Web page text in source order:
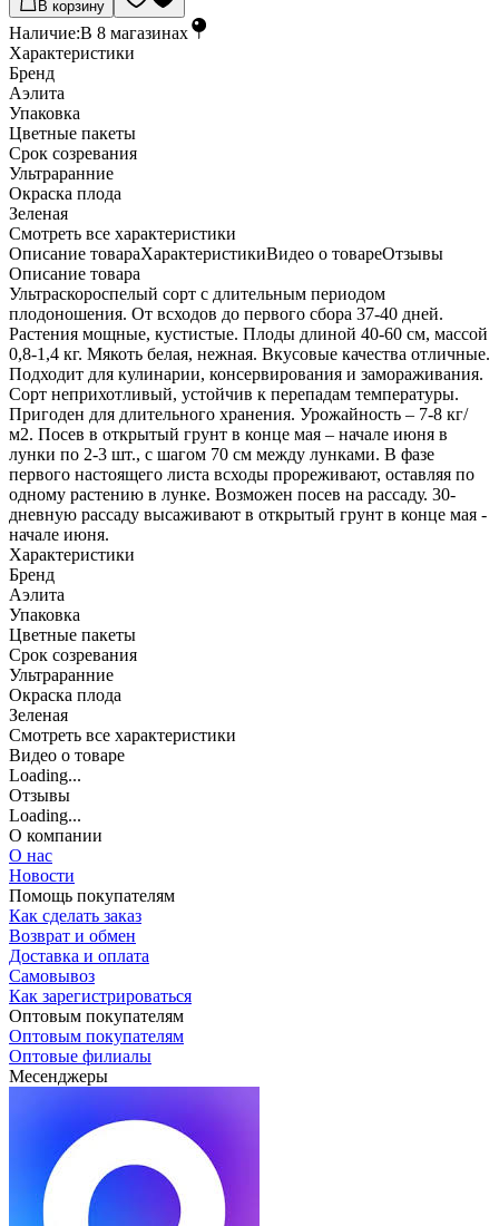
В корзину
Наличие:В 8 магазинах
Характеристики
Бренд
Аэлита
Упаковка
Цветные пакеты
Срок созревания
Ультраранние
Окраска плода
Зеленая
Cмотреть все характеристики
Описание товараХарактеристикиВидео о товареОтзывы
Описание товара
Ультраскороспелый сорт с длительным периодом
плодоношения. От всходов до первого сбора 37-40 дней.
Растения мощные, кустистые. Плоды длиной 40-60 см, массой
0,8-1,4 кг. Мякоть белая, нежная. Вкусовые качества отличные.
Подходит для кулинарии, консервирования и замораживания.
Сорт неприхотливый, устойчив к перепадам температуры.
Пригоден для длительного хранения. Урожайность – 7-8 кг/
м2. Посев в открытый грунт в конце мая – начале июня в
лунки по 2-3 шт., с шагом 70 см между лунками. В фазе
первого настоящего листа всходы прореживают, оставляя по
одному растению в лунке. Возможен посев на рассаду. 30-
дневную рассаду высаживают в открытый грунт в конце мая -
начале июня.
Характеристики
Бренд
Аэлита
Упаковка
Цветные пакеты
Срок созревания
Ультраранние
Окраска плода
Зеленая
Cмотреть все характеристики
Видео о товаре
Loading...
Отзывы
Loading...
О компании
О нас
Новости
Помощь покупателям
Как сделать заказ
Возврат и обмен
Доставка и оплата
Самовывоз
Как зарегистрироваться
Оптовым покупателям
Оптовым покупателям
Оптовые филиалы
Месенджеры